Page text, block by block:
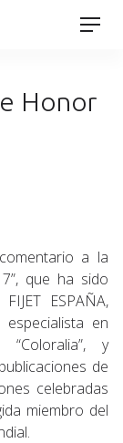
Honor
a la
que ha sido
ESPAÑA,
en
y
de
celebradas
miembro del